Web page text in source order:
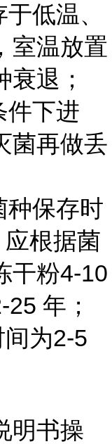
低温、
室温放置
退；
件下进
菌再做丢
种保存时
根据菌
干粉4-10
年；
为2-5
明书操